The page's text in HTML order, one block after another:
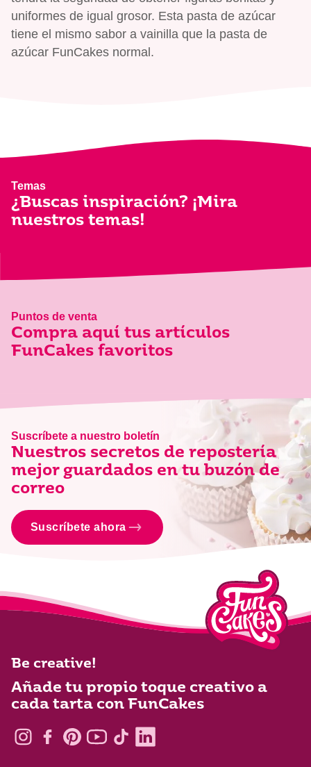
uniformes de igual grosor. Esta pasta de azúcar
tiene el mismo sabor a vainilla que la pasta de
azúcar FunCakes normal.
Temas
¿Buscas inspiración? ¡Mira
nuestros temas!
Puntos de venta
Compra aquí tus artículos
FunCakes favoritos
Suscríbete a nuestro boletín
Nuestros secretos de repostería
mejor guardados en tu buzón de
correo
Suscríbete ahora
Be creative!
Añade tu propio toque creativo a
cada tarta con FunCakes